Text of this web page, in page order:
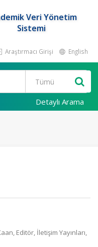
Veri Yönetim
Sistemi
Araştırmacı Girişi English
Detaylı Arama
Editör, İletişim Yayınları,